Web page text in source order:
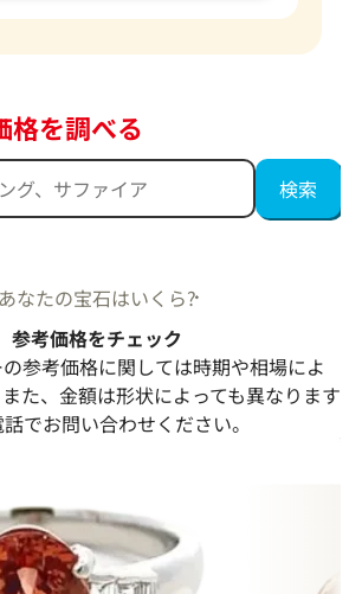
格を調べる
なたの宝石はいくら?
参考価格をチェック
参考価格に関しては時期や相場によ
た、金額は形状によっても異なります
でお問い合わせください。